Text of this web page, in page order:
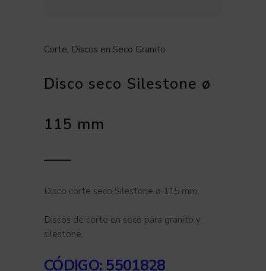
Corte, Discos en Seco Granito
Disco seco Silestone ø
115 mm
Disco corte seco Silestone ø 115 mm
Discos de corte en seco para granito y
silestone.
CÓDIGO: 5501828